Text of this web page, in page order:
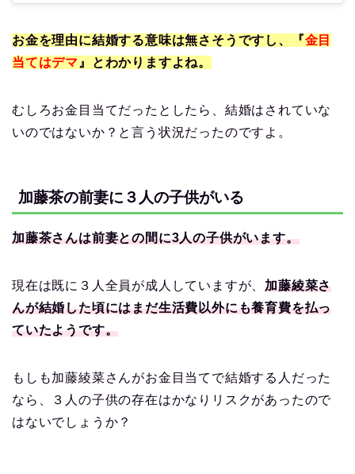
お金を理由に結婚する意味は無さそうですし、『金目
当てはデマ 』とわかりますよね。
むしろお金目当てだったとしたら、結婚はされていな
いのではないか？と言う状況だったのですよ。
加藤茶の前妻に３人の子供がいる
加藤茶さんは前妻との間に3人の子供がいます。
現在は既に３人全員が成人していますが、加藤綾菜さ
んが結婚した頃にはまだ生活費以外にも養育費を払っ
ていたようです。
もしも加藤綾菜さんがお金目当てで結婚する人だった
なら、３人の子供の存在はかなりリスクがあったので
はないでしょうか？